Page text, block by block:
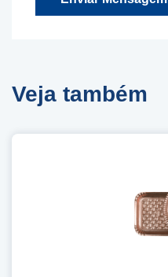
Veja também